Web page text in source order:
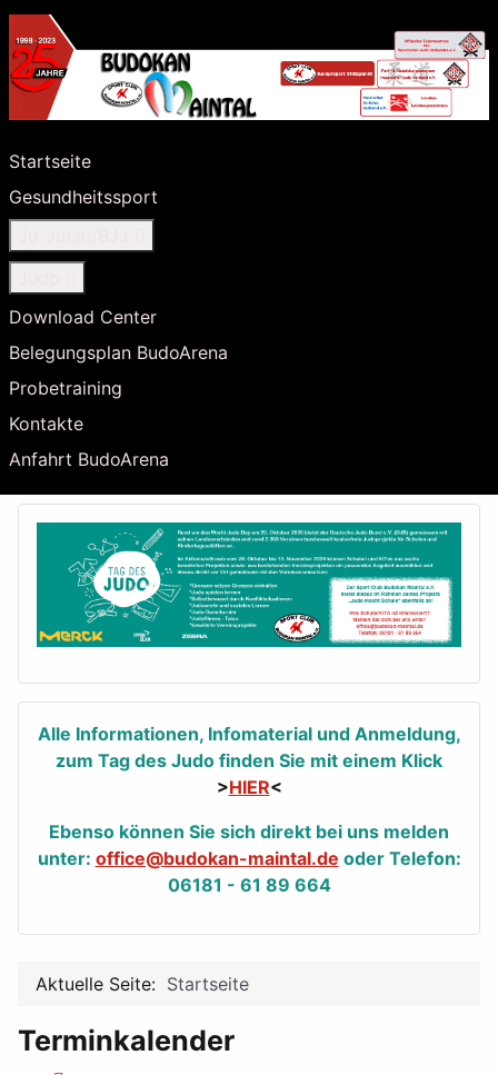
Startseite
Gesundheitssport
Download Center
Belegungsplan BudoArena
Probetraining
Kontakte
Anfahrt BudoArena
Alle Informationen, Infomaterial und Anmeldung,
zum Tag des Judo finden Sie mit einem Klick
>HIER<
Ebenso können Sie sich direkt bei uns melden
unter: office@budokan-maintal.de oder Telefon:
06181 - 61 89 664
Aktuelle Seite: Startseite
Terminkalender